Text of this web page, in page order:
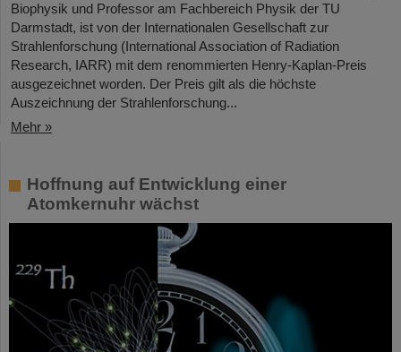
Biophysik und Professor am Fachbereich Physik der TU
Darmstadt, ist von der Internationalen Gesellschaft zur
Strahlenforschung (International Association of Radiation
Research, IARR) mit dem renommierten Henry-Kaplan-Preis
ausgezeichnet worden. Der Preis gilt als die höchste
Auszeichnung der Strahlenforschung...
Mehr »
Hoffnung auf Entwicklung einer
Atomkernuhr wächst